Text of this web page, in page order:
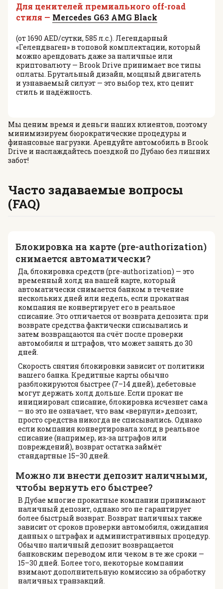
Для ценителей премиального off-road
стиля — Mercedes G63 AMG Black
(от 1690 AED/сутки, 585 л.с.). Легендарный
«Гелендваген» в топовой комплектации, который
можно арендовать даже за наличные или
криптовалюту — Brook Drive принимает все типы
оплаты. Брутальный дизайн, мощный двигатель
и узнаваемый силуэт — это выбор тех, кто ценит
стиль и надёжность.
Мы ценим время и деньги наших клиентов, поэтому
минимизируем бюрократические процедуры и
финансовые нагрузки. Арендуйте автомобиль в Brook
Drive и наслаждайтесь поездкой по Дубаю без лишних
забот!
Часто задаваемые вопросы
(FAQ)
Блокировка на карте (pre-authorization)
снимается автоматически?
Да, блокировка средств (pre-authorization) — это
временный холд на вашей карте, который
автоматически снимается банком в течение
нескольких дней или недель, если прокатная
компания не конвертирует его в реальное
списание. Это отличается от возврата депозита: при
возврате средства фактически списывались и
затем возвращаются на счёт после проверки
автомобиля и штрафов, что может занять до 30
дней.
Скорость снятия блокировки зависит от политики
вашего банка. Кредитные карты обычно
разблокируются быстрее (7–14 дней), дебетовые
могут держать холд дольше. Если прокат не
инициировал списание, блокировка исчезнет сама
— но это не означает, что вам «вернули» депозит,
просто средства никогда не списывались. Однако
если компания конвертировала холд в реальное
списание (например, из-за штрафов или
повреждений), возврат остатка займёт
стандартные 15–30 дней.
Можно ли внести депозит наличными,
чтобы вернуть его быстрее?
В Дубае многие прокатные компании принимают
наличный депозит, однако это не гарантирует
более быстрый возврат. Возврат наличных также
зависит от сроков проверки автомобиля, ожидания
данных о штрафах и административных процедур.
Обычно наличный депозит возвращается
банковским переводом или чеком в те же сроки —
15–30 дней. Более того, некоторые компании
взимают дополнительную комиссию за обработку
наличных транзакций.